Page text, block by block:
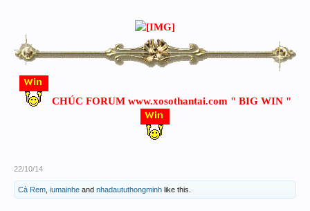
CHÚC FORUM www.xosothantai.com " BIG WIN "
22/10/14
Cà Rem iumainhe and nhadaututhongminh like this.